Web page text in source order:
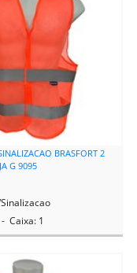
BRASFORT 2
G 9095
Caixa: 1